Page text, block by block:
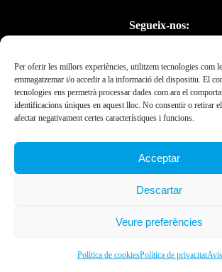
Per oferir les millors experiències, utilitzem tecnologies com
emmagatzemar i/o accedir a la informació del dispositiu. El
tecnologies ens permetrà processar dades com ara el
identificacions úniques en aquest lloc. No consentir o retirar
afectar negativament certes característiques i funcions.
Acceptar
Descartar
Veure preferències
Política de cookiesPolítica de privacitat
Segueix-nos:
Ebrexperience © 2019. All rights
Presidència